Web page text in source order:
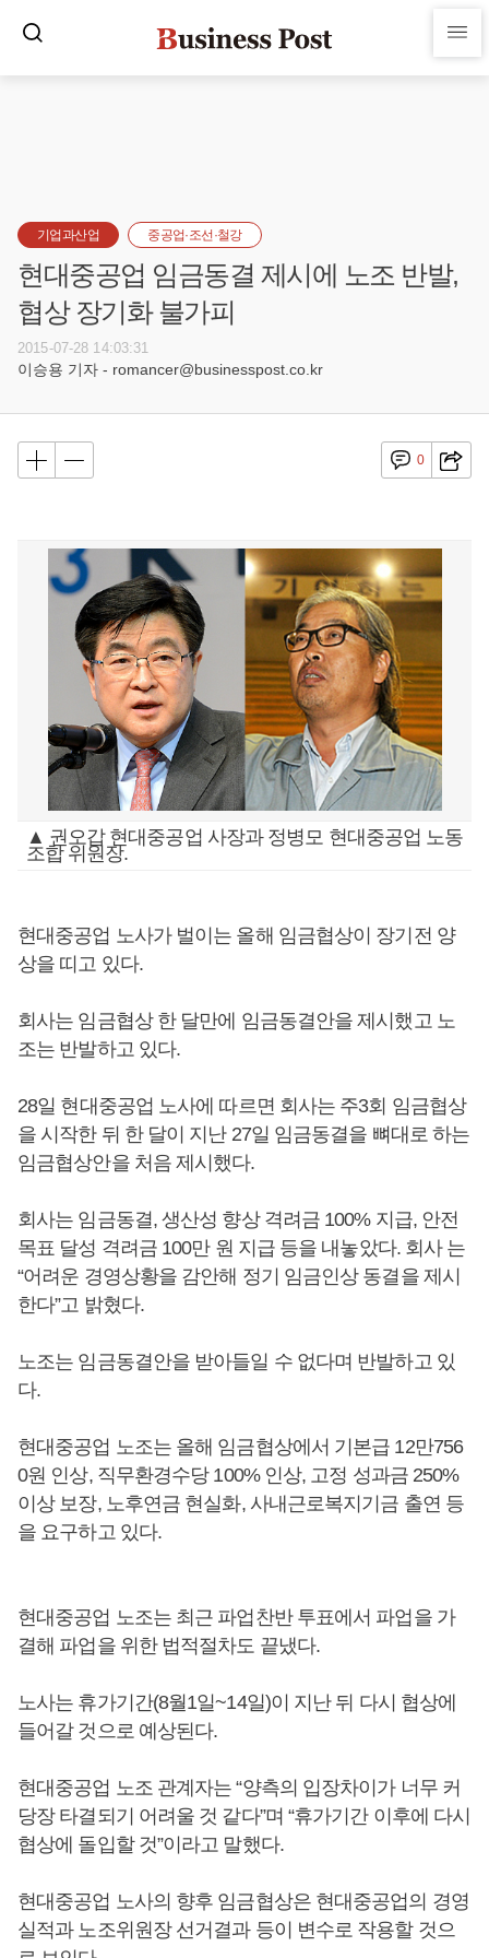
기업과산업 중공업·조선·철강
현대중공업 임금동결 제시에 노조 반발,
협상 장기화 불가피
2015-07-28 14:03:31
이승용 기자 - romancer@businesspost.co.kr
0
▲ 권오갑 현대중공업 사장과 정병모 현대중공업 노동
조합 위원장.
현대중공업 노사가 벌이는 올해 임금협상이 장기전 양
상을 띠고 있다.
회사는 임금협상 한 달만에 임금동결안을 제시했고 노
조는 반발하고 있다.
28일 현대중공업 노사에 따르면 회사는 주3회 임금협상
을 시작한 뒤 한 달이 지난 27일 임금동결을 뼈대로 하는
임금협상안을 처음 제시했다.
회사는 임금동결, 생산성 향상 격려금 100% 지급, 안전
목표 달성 격려금 100만 원 지급 등을 내놓았다. 회사 는
“어려운 경영상황을 감안해 정기 임금인상 동결을 제시
한다”고 밝혔다.
노조는 임금동결안을 받아들일 수 없다며 반발하고 있
다.
현대중공업 노조는 올해 임금협상에서 기본급 12만756
0원 인상, 직무환경수당 100% 인상, 고정 성과금 250%
이상 보장, 노후연금 현실화, 사내근로복지기금 출연 등
을 요구하고 있다.
현대중공업 노조는 최근 파업찬반 투표에서 파업을 가
결해 파업을 위한 법적절차도 끝냈다.
노사는 휴가기간(8월1일~14일)이 지난 뒤 다시 협상에
들어갈 것으로 예상된다.
현대중공업 노조 관계자는 “양측의 입장차이가 너무 커
당장 타결되기 어려울 것 같다”며 “휴가기간 이후에 다시
협상에 돌입할 것”이라고 말했다.
현대중공업 노사의 향후 임금협상은 현대중공업의 경영
실적과 노조위원장 선거결과 등이 변수로 작용할 것으